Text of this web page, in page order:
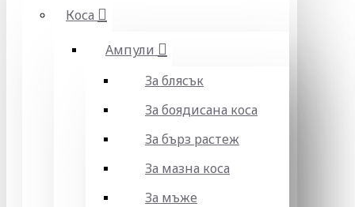
Коса
Ампули
За блясък
За боядисана коса
За бърз растеж
За мазна коса
За мъже